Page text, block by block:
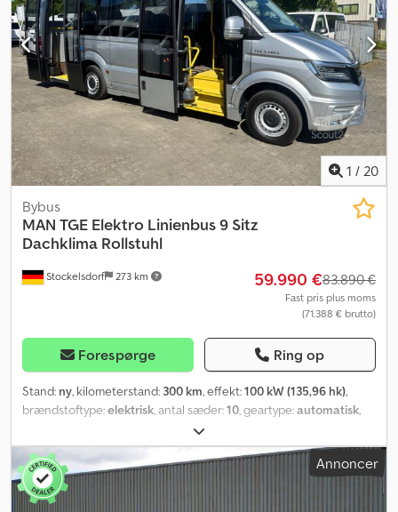
parkeringsområde, der fungerer som udstillingsplads. Vi har altid
et bredt udvalg af busser på lager – alle mærker, kapaciteter,
modeller og i enhver prisklasse. Vi kan finde den rette turistbus,
skolebus eller rutebus, som matcher dine behov og dit budget.
Alle oplysninger er uden forpligtelse. Fejl, mellemsalg og tastefejl
forbeholdes. Åbningstider for besigtigelse af brugte busser: man-
fre: 08:30 - 12:00, 12:30 - 17:00. Vi taler polsk (Agata). Vi taler dit
sprog: nederlandsk, fransk, engelsk, spansk, portugisisk, italiensk,
russisk, polsk og flere.
1 / 20
Stockelsdorf 273 km
Bybus
MAN TGE Elektro Linienbus 9 Sitz
Dachklima Rollstuhl
59.990 €83.890 €
Fast pris plus moms
(71.388 € brutto)
Forespørge Ring op
Stand: ny, kilometerstand: 300 km, effekt:100 kW (135,96 hk),
brændstoftype:elektrisk , antal sæder:10 , geartype:automatisk
sølvfarvet
Udstyr:ABS, elektronisk stabilitetsprogram (ESP), klimaanlæg,
navigationssystem, parkeringsvarmer, * MAN TGE Elektrisk * 9
siddepladser * 1 kørestolsplads * Kørestolsplads * Automatgear *
Fartpilot * Multifunktionsrat * Klimaanlæg til fører *
Annoncer